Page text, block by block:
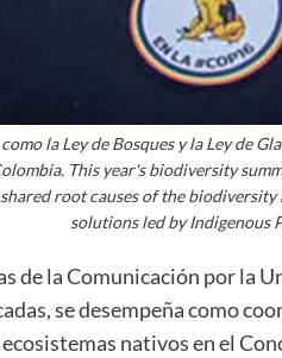
la Ley de Bosques y la Ley de
This year's biodiversity
root causes of the
solutions led by Indigenous
la Comunicación por la
se desempeña como
nativos en el